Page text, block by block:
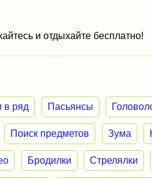
и отдыхайте бесплатно!
в ряд Пасьянсы
Поиск предметов Зума
Бродилки Стрелялки